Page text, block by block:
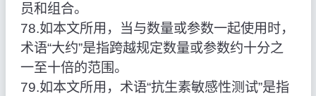
员和组合。
78.如本文所用，当与数量或参数一起使用时，
术语“大约”是指跨越规定数量或参数约十分之
一至十倍的范围。
79.如本文所用，术语“抗生素敏感性测试”是指